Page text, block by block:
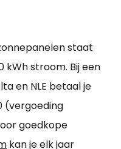
staat
kWh stroom. Bij een
en NLE betaal je
(vergoeding
goedkope
kan je elk jaar